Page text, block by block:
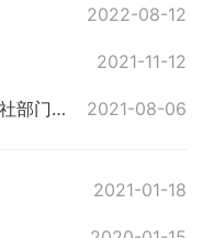
2022-08-12
2021-11-12
2020年度汨罗市供销合作社联合社部门决算 2021-08-06
2021-01-18